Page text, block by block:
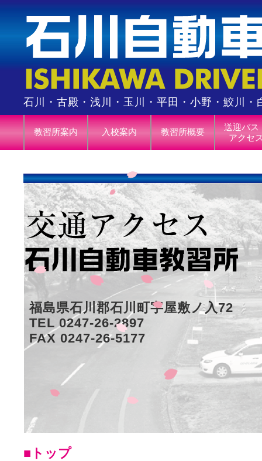
石川・古殿・浅川・玉川・平田・小野・鮫川
教習所案内 入校案内 教習所概要
送迎バス
アクセ
福島県石川郡石川町字屋敷ノ入72
TEL 0247-26-2897
FAX 0247-26-5177
■トップ